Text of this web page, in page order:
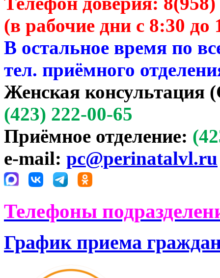
(в рабочие дни с 8:30 до
В остальное время по
тел. приёмного
Женская консультация
(423) 222-00-65
Приёмное отделение:
e-mail: pc@perinatalvl.ru
Телефоны
График приема